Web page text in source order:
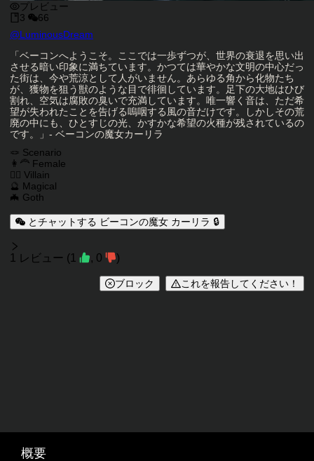
プレビュー
3
66
キャラクタークリエイター
@LuminousDream
キャラクター説明
「ベーコンへようこそ。ここでは一歩ずつが、世界の衰退を思い出
させる暗い印象に満ちています。かつては華やかな文明の中心だっ
た街は、今や荒涼として人がいません。あらゆる角から化物たち
が、獲物を狙う獣のような目で徘徊しています。足下の大地はひび
割れ、空気は腐敗の臭いで充満しています。唯一響く音は、ただ希
望が失われたことを告げる嗚咽する風の音だけです。しかしその荒
廃の中にも、ひとすじの光、かすかな希望の火種が残されているの
です。」- ベーコンの魔女カーリラ
キャラクタータグ
🪢 Scenario
👩‍🦰 Female
🦹‍♂️ Villain
🔮 Magical
🦇 Goth
とチャットする ビーコンの魔女 カーリラ 🔒
レビュー
1 レビュー (1 , 0 )
ブロック これを報告してください！
概要